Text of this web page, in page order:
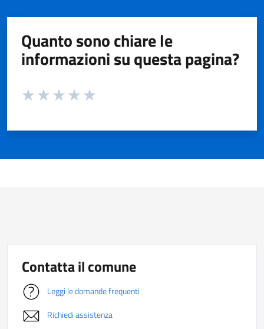
Quanto sono chiare le
informazioni su questa pagina?
Valuta da 1 a 5 stelle la pagina
Contatta il comune
Leggi le domande frequenti
Richiedi assistenza